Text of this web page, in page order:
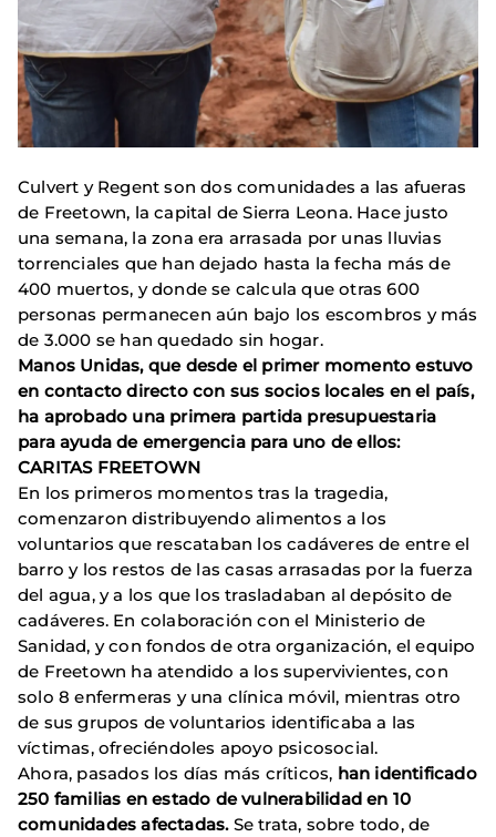
Culvert y Regent son dos comunidades a las afueras
de Freetown, la capital de Sierra Leona. Hace justo
una semana, la zona era arrasada por unas lluvias
torrenciales que han dejado hasta la fecha más de
400 muertos, y donde se calcula que otras 600
personas permanecen aún bajo los escombros y más
de 3.000 se han quedado sin hogar.
Manos Unidas, que desde el primer momento estuvo
en contacto directo con sus socios locales en el país,
ha aprobado una primera partida presupuestaria
para ayuda de emergencia para uno de ellos:
CARITAS FREETOWN
En los primeros momentos tras la tragedia,
comenzaron distribuyendo alimentos a los
voluntarios que rescataban los cadáveres de entre el
barro y los restos de las casas arrasadas por la fuerza
del agua, y a los que los trasladaban al depósito de
cadáveres. En colaboración con el Ministerio de
Sanidad, y con fondos de otra organización, el equipo
de Freetown ha atendido a los supervivientes, con
solo 8 enfermeras y una clínica móvil, mientras otro
de sus grupos de voluntarios identificaba a las
víctimas, ofreciéndoles apoyo psicosocial.
Ahora, pasados los días más críticos, han identificado
250 familias en estado de vulnerabilidad en 10
comunidades afectadas.Se trata, sobre todo, de